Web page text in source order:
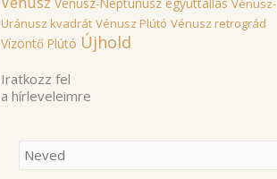
Vénusz-Neptunusz együttállás Vénusz-
Uránusz kvadrát Vénusz Plútó Vénusz retrográd
Vízöntő Plútó Újhold
Iratkozz fel
a hírleveleimre